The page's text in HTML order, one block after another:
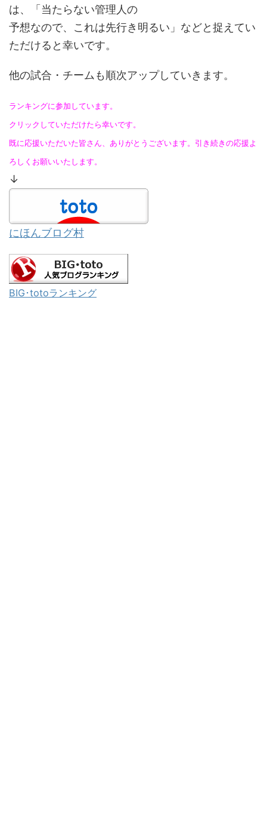
は、「当たらない管理人の
予想なので、これは先行き明るい」などと捉えてい
ただけると幸いです。
他の試合・チームも順次アップしていきます。
ランキングに参加しています。
クリックしていただけたら幸いです。
既に応援いただいた皆さん、ありがとうございます。引き続きの応援よ
ろしくお願いいたします。
↓
にほんブログ村
BIG･totoランキング